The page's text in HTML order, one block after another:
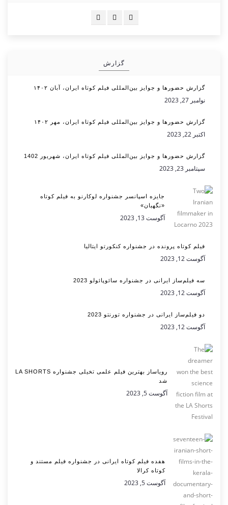
گزارش
گزارش حضورها و جوایز بین‌المللی فیلم کوتاه ایران، آبان ۱۴۰۲
نوامبر 27, 2023
گزارش حضورها و جوایز بین‌المللی فیلم کوتاه ایران، مهر ۱۴۰۲
اکتبر 22, 2023
گزارش حضورها و جوایز بین‌المللی فیلم کوتاه ایران، شهریور 1402
سپتامبر 23, 2023
جایزه اسپانسر جشنواره لوکارنو به فیلم کوتاه
«نگهبان»
آگوست 13, 2023
فیلم کوتاه پرونده در جشنواره کنکورتو ایتالیا
آگوست 12, 2023
سه فیلم‌ساز ایرانی در جشنواره سائوپائولو 2023
آگوست 12, 2023
دو فیلم‌ساز ایرانی در جشنواره تورنتو 2023
آگوست 12, 2023
رویاساز بهترین فیلم علمی تخیلی جشنواره LA SHORTS
شد
آگوست 5, 2023
هفده فیلم کوتاه ایرانی در جشنواره فیلم مستند و
کوتاه کرالا
آگوست 5, 2023